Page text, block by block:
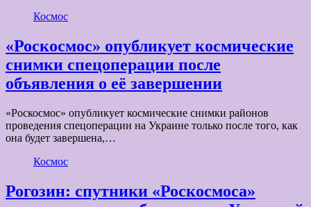
Космос
«Роскосмос» опубликует космические
снимки спецоперации после
объявления о её завершении
«Роскосмос» опубликует космические снимки районов
проведения спецоперации на Украине только после того, как
она будет завершена,…
Космос
Рогозин: спутники «Роскосмоса»